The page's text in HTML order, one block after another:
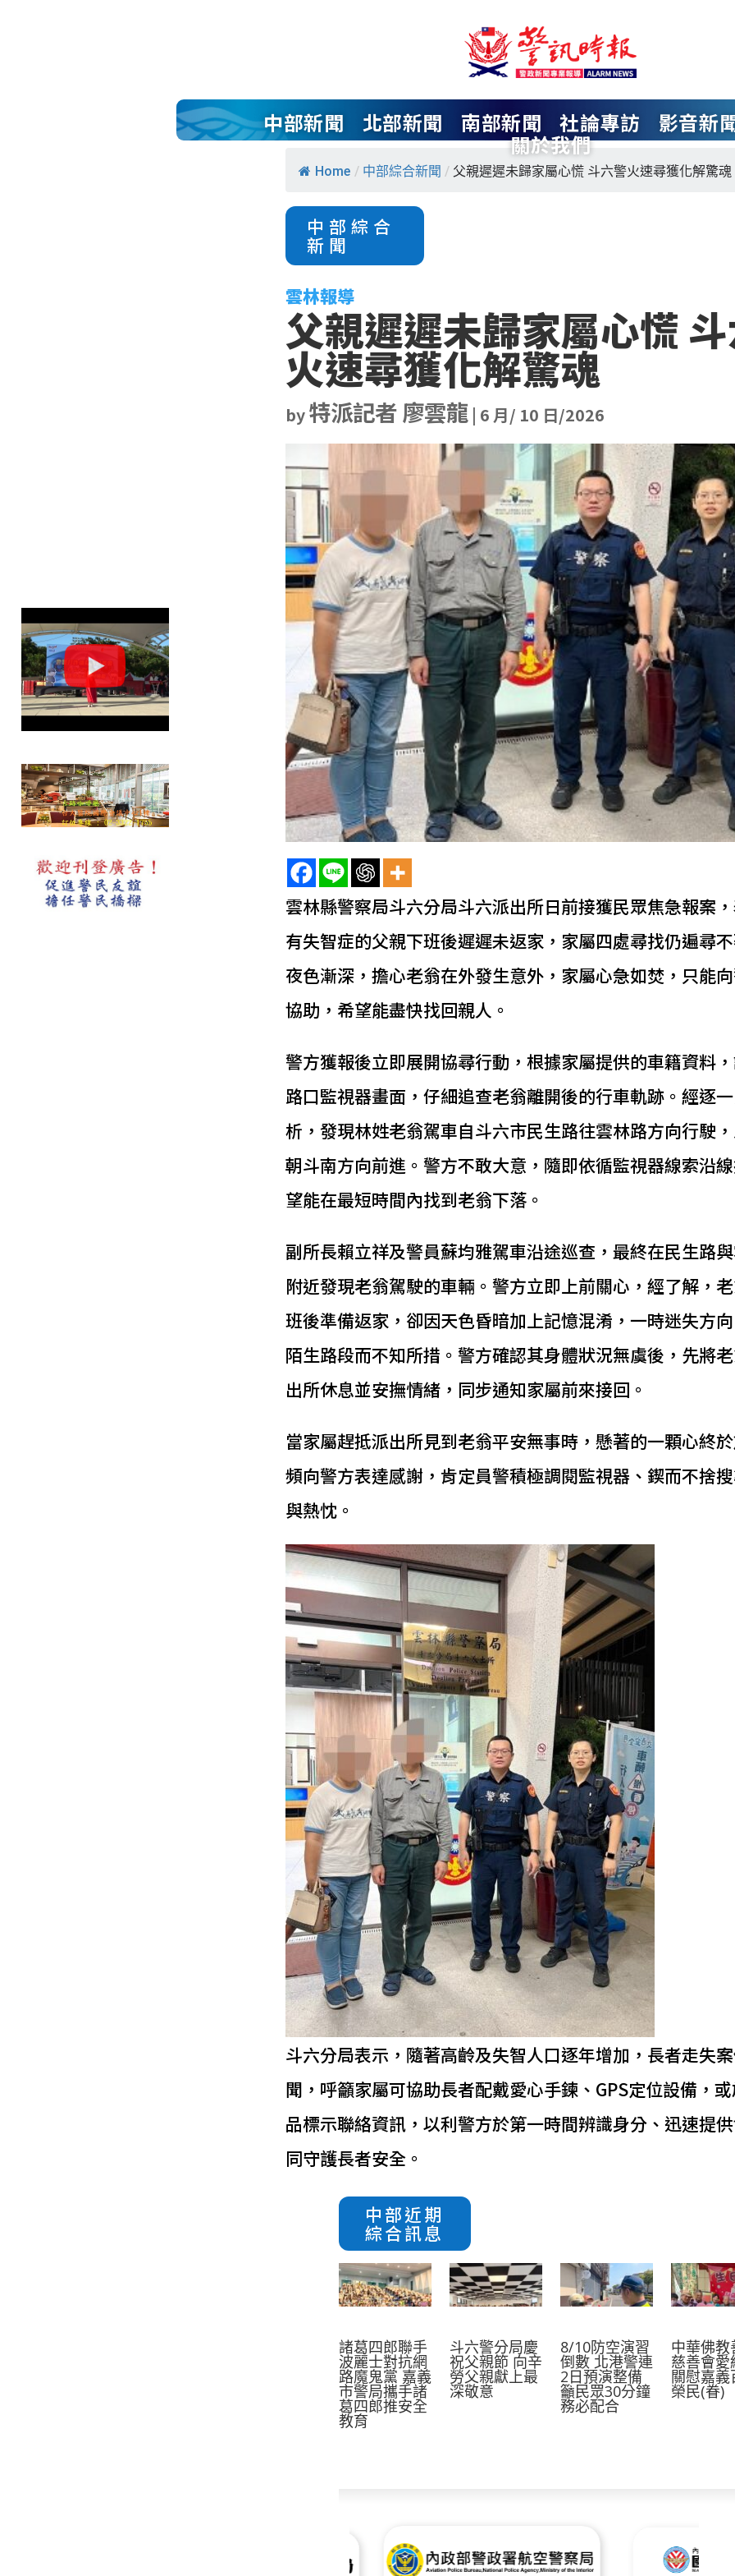
中部新聞 北部新聞 南部新聞 社論專訪 影音新
關於我們
Home / 中部綜合新聞 / 父親遲遲未歸家屬心慌 斗六警火速尋獲化解驚魂
中部綜合
新聞
雲林報導
父親遲遲未歸家屬心慌
火速尋獲化解驚魂
by特派記者 廖雲龍 | 6 月/ 10 日/2026
雲林縣警察局斗六分局斗六派出所日前接獲民眾焦急報案
有失智症的父親下班後遲遲未返家，家屬四處尋找仍遍尋
夜色漸深，擔心老翁在外發生意外，家屬心急如焚，只能
協助，希望能盡快找回親人。
警方獲報後立即展開協尋行動，根據家屬提供的車籍資料
路口監視器畫面，仔細追查老翁離開後的行車軌跡。經逐
析，發現林姓老翁駕車自斗六市民生路往雲林路方向行駛
朝斗南方向前進。警方不敢大意，隨即依循監視器線索沿
望能在最短時間內找到老翁下落。
副所長賴立祥及警員蘇均雅駕車沿途巡查，最終在民生路
附近發現老翁駕駛的車輛。警方立即上前關心，經了解，
班後準備返家，卻因天色昏暗加上記憶混淆，一時迷失方
陌生路段而不知所措。警方確認其身體狀況無虞後，先將
出所休息並安撫情緒，同步通知家屬前來接回。
當家屬趕抵派出所見到老翁平安無事時，懸著的一顆心終
頻向警方表達感謝，肯定員警積極調閱監視器、鍥而不捨
與熱忱。
斗六分局表示，隨著高齡及失智人口逐年增加，長者走失
聞，呼籲家屬可協助長者配戴愛心手鍊、GPS定位設備，
品標示聯絡資訊，以利警方於第一時間辨識身分、迅速提
同守護長者安全。
中部近期
綜合訊息
諸葛四郎聯手
波麗士對抗網
路魔鬼黨 嘉義
市警局攜手諸
葛四郎推安全
教育
斗六警分局慶
祝父親節 向辛
勞父親獻上最
深敬意
8/10防空演習
倒數 北港警連
2日預演整備
籲民眾30分鐘
務必配合
中華佛教
慈善會
關慰嘉義
榮民(眷)